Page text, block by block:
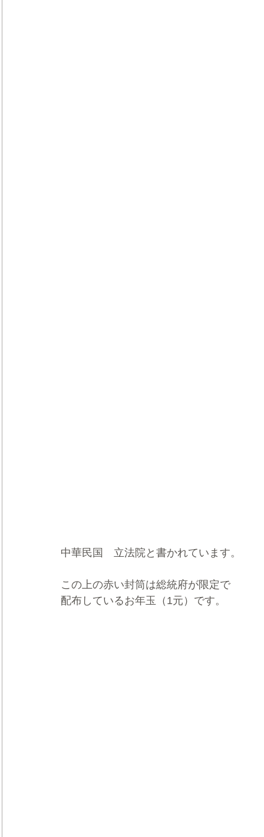
中華民国　立法院と書かれています。
この上の赤い封筒は総統府が限定で
配布しているお年玉（1元）です。